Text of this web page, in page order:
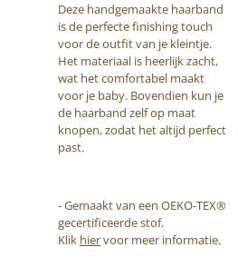
Deze handgemaakte haarband
is de perfecte finishing touch
voor de outfit van je kleintje.
Het materiaal is heerlijk zacht,
wat het comfortabel maakt
voor je baby. Bovendien kun je
de haarband zelf op maat
knopen, zodat het altijd perfect
past.
- Gemaakt van een OEKO-TEX®
gecertificeerde stof.
Klik hiervoor meer informatie.